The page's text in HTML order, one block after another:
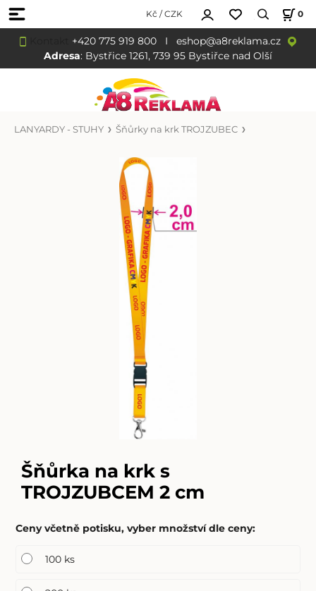
Kč / CZK 0
+420 775 919 800I
eshop@a8reklama.cz
Adresa: Bystřice 1261, 739 95 Bystiřce nad Olší
LANYARDY - STUHY Šňůrky na krk TROJZUBEC
Šňůrka na krk s
TROJZUBCEM 2 cm
Ceny včetně potisku, vyber množství dle ceny:
100 ks